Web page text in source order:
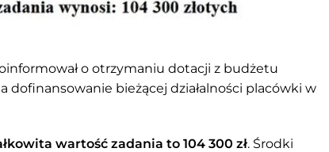
o otrzymaniu dotacji z budżetu
bieżącej działalności placówki w
wartość zadania to 104 300 zł. Środki